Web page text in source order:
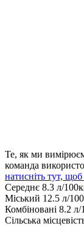
Те, як ми
команда
натисніть тут,
Середнє 8.3 л/
Міський 12.5 л/
Комбіновані 8.2 л/
Сільська